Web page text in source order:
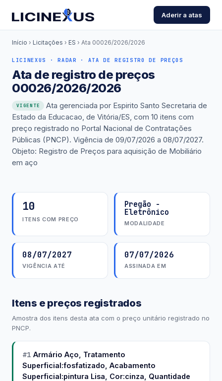
Aderir a atas
Início › Licitações › ES › Ata 00026/2026/2026
LICINEXUS · RADAR · ATA DE REGISTRO DE PREÇOS
Ata de registro de preços
00026/2026/2026
VIGENTE
Ata gerenciada por Espirito Santo Secretaria de
Estado da Educacao, de Vitória/ES, com 10 itens com
preço registrado no Portal Nacional de Contratações
Públicas (PNCP). Vigência de 09/07/2026 a 08/07/2027.
Objeto: Registro de Preços para aquisição de Mobiliário
em aço
10
ITENS COM PREÇO
Pregão -
Eletrônico
MODALIDADE
08/07/2027
VIGÊNCIA ATÉ
07/07/2026
ASSINADA EM
Itens e preços registrados
Amostra dos itens desta ata com o preço unitário registrado no
PNCP.
#1 Armário Aço, Tratamento
Superficial:fosfatizado, Acabamento
Superficial:pintura Lisa, Cor:cinza, Quantidade